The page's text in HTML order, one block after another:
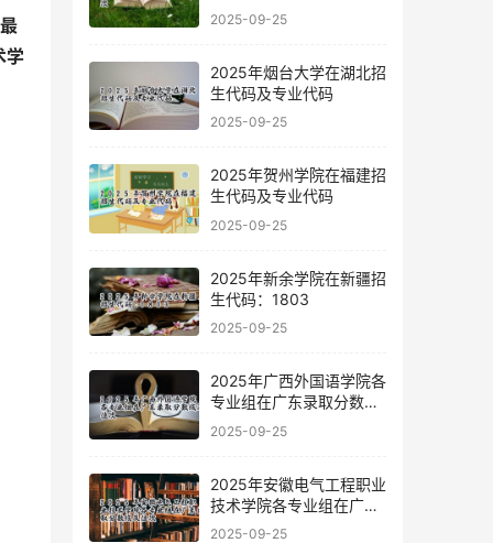
学
位次
2025-09-25
2025年烟台大学在湖北招
生代码及专业代码
2025-09-25
2025年贺州学院在福建招
生代码及专业代码
2025-09-25
2025年新余学院在新疆招
生代码：1803
2025-09-25
2025年广西外国语学院各
专业组在广东录取分数线
及位次
2025-09-25
2025年安徽电气工程职业
技术学院各专业组在广东
录取分数线及位次
2025-09-25